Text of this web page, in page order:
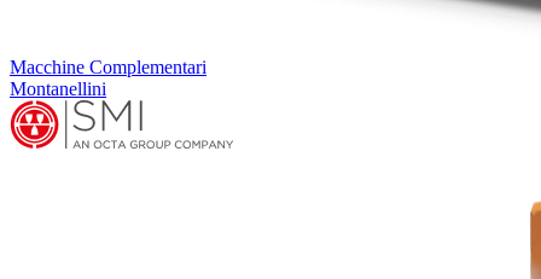
Macchine Complementari
Montanellini